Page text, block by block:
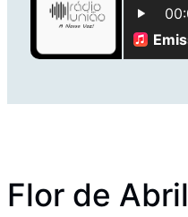
Flor de Abril